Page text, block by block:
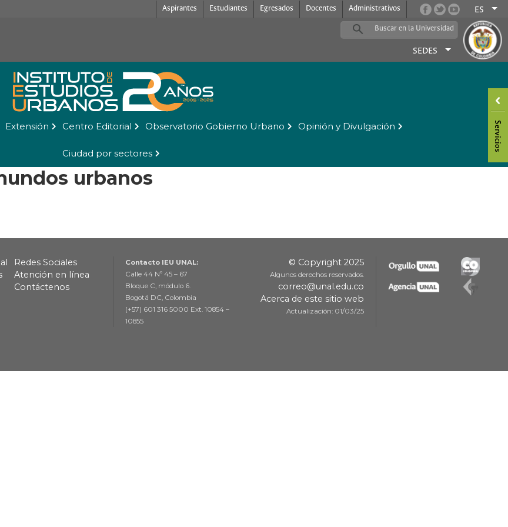
Aspirantes Estudiantes Egresados Docentes Administrativos ES
SEDES
Extensión Centro Editorial Observatorio Gobierno Urbano Opinión y Divulgación
Ciudad por sectores
urbanos
Redes Sociales
Atención en línea
Contáctenos
Contacto IEU UNAL:
Calle 44 Nº 45 – 67
Bloque C, módulo 6.
Bogotá DC, Colombia
(+57) 601 316 5000 Ext. 10854 –
10855
© Copyright 2025
Algunos derechos reservados.
correo@unal.edu.co
Acerca de este sitio web
Actualización: 01/03/25